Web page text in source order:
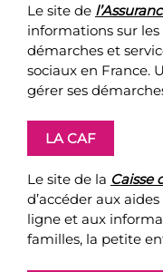
Le site de
informations sur
démarches et
sociaux en France.
gérer ses
LA CAF
Le site de la Caisse
d’accéder aux
ligne et aux
familles, la petite